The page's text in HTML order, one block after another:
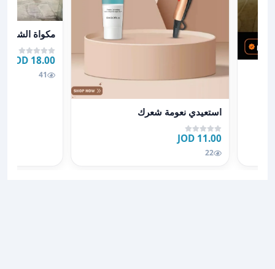
عرض تفاصيل استعيدي نعومة شعرك
استعيدي نعومة شعرك
11.00 JOD
22
عرض تفاصيل
مكواة الشعر
18.00 JOD
41